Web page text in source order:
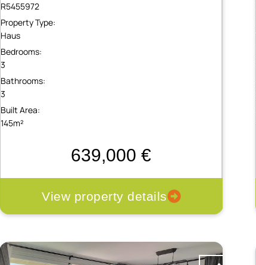
R5455972
Property Type:
Haus
Bedrooms:
3
Bathrooms:
3
Built Area:
145m²
639,000 €
View property details